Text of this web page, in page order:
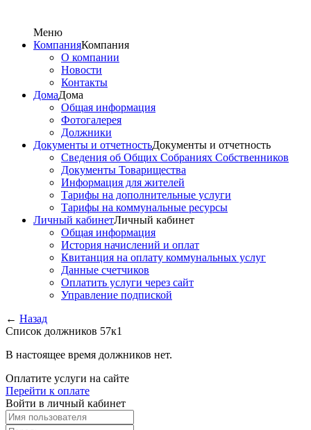
Меню
КомпанияКомпания
О компании
Новости
Контакты
ДомаДома
Общая информация
Фотогалерея
Должники
Документы и отчетностьДокументы и отчетность
Сведения об Общих Собраниях Собственников
Документы Товарищества
Информация для жителей
Тарифы на дополнительные услуги
Тарифы на коммунальные ресурсы
Личный кабинетЛичный кабинет
Общая информация
История начислений и оплат
Квитанция на оплату коммунальных услуг
Данные счетчиков
Оплатить услуги через сайт
Управление подпиской
← Назад
Список должников 57к1
В настоящее время должников нет.
Оплатите услуги на сайте
Перейти к оплате
Войти в личный кабинет